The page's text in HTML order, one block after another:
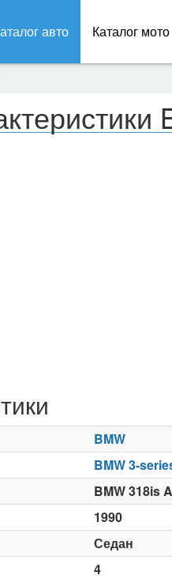
авто Каталог мото
BMW
BMW 3-
BMW 318is
1990
Седан
4